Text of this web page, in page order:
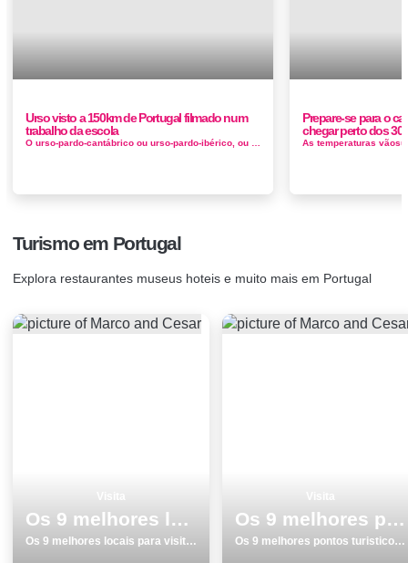
Urso visto a 150km de Portugal filmado num
trabalho da escola
O urso-pardo-cantábrico ou urso-pardo-ibérico, ou apenas urso-ibérico anteriormente Ursus arctos pyrenaicus é uma popula&c...
Prepare-se para o
chegar perto dos 30
Turismo em Portugal
Explora restaurantes museus hoteis e muito mais em Portugal
Os 9 melhores locais para visitar em Portalegre
Os 9 melhores locais para visitar em Portalegre
Os 9 melhores pontos turisticos para conhecer e visitar em BraganÃ§a
Os 9 melhores pontos turisticos para conhecer e visitar em BraganÃ§a